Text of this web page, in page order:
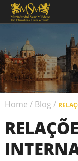
Home / Blog /